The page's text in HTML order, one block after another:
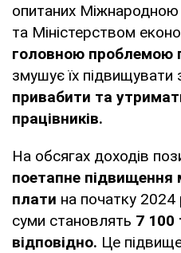
опитаних Міжнародною
та Міністерством
головною проблемою
змушує їх
привабити та
працівників.
На обсягах доходів
поетапне підвищення
плати на початку 2024
суми становлять 7 100
відповідно. Це